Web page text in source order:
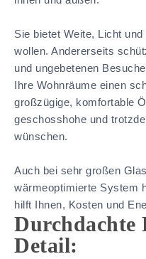
Sie bietet Weite, Licht
wollen. Andererseits
und ungebetenen
Ihre Wohnräume einen
großzügige, komfortable
geschosshohe und
wünschen.
Auch bei sehr großen
wärmeoptimierte System
hilft Ihnen, Kosten und
Durchdachte
Detail: